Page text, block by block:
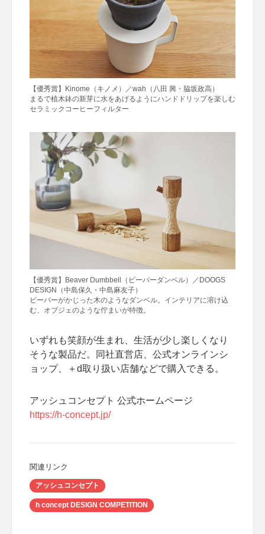
【優秀賞】Kinome（キノメ）／wah（八田 興・脇坂政高）
まるで植木鉢の新芽に水をあげるようにハンドドリップを楽しむ
セラミックコーヒーフィルター
【優秀賞】Beaver Dumbbell（ビーバーダンベル）／DOOGS
DESIGN（中島保久・中島麻友子）
ビーバーがかじった木のようなダンベル。インテリアに溶け込
む、オブジェのような佇まいが特徴。
いずれも笑顔が生まれ、生活が少し楽しくなり
そうな製品だ。同社直営店、公式オンラインシ
ョップ、＋d取り扱い店舗などで購入できる。
アッシュコンセプト 公式ホームページ
https://h-concept.jp/
関連リンク
アッシュコンセプト
h concept DESIGN COMPETITION